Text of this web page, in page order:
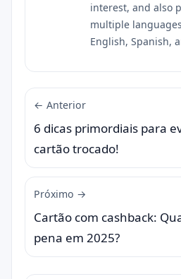
interest, and also
multiple
English, Spanish,
← Anterior
6 dicas primordiais para
cartão trocado!
Próximo →
Cartão com cashback:
pena em 2025?